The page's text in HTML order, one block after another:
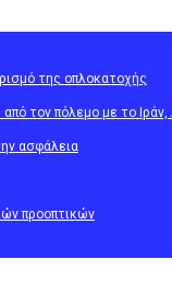
της οπλοκατοχής
τον πόλεμο με το Ιράν,
ασφάλεια
προοπτικών